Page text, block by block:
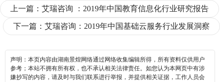
上一篇： 艾瑞咨询 ：2019年中国教育信息化行业研究报告
下一篇： 艾瑞咨询：2019年中国基础云服务行业发展洞察
声明：本页内容由湖南景煌网络通过网络收集编辑所得，所有资料仅供用户
参考；本站不拥有所有权，也不承认相关法律责任。如您认为本网页中有涉
嫌抄写的内容，请及时与我们联系进行举报，并提供相关证据，工作人员会